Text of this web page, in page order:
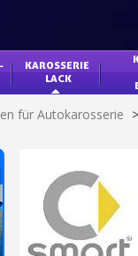
KAROSSERIE
LACK
für Autokarosserie >